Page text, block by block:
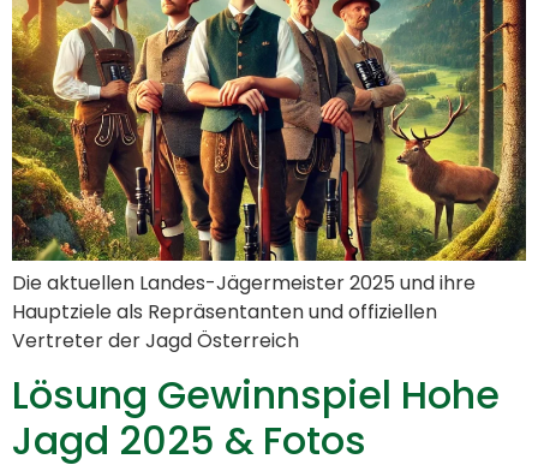
Die aktuellen Landes-Jägermeister 2025 und ihre
Hauptziele als Repräsentanten und offiziellen
Vertreter der Jagd Österreich
Lösung Gewinnspiel Hohe
Jagd 2025 & Fotos